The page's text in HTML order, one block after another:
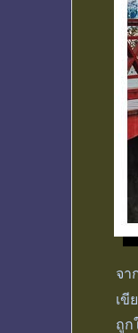
จ
เขี
ถูก